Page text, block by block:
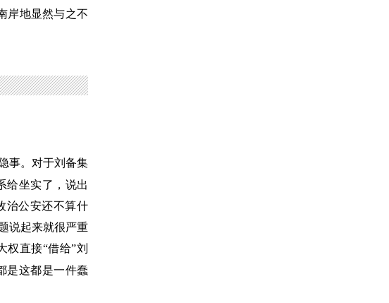
岸地显然与之不
事。对于刘备集
给坐实了，说出
治公安还不算什
说起来就很严重
权直接“借给”刘
是这都是一件蠢